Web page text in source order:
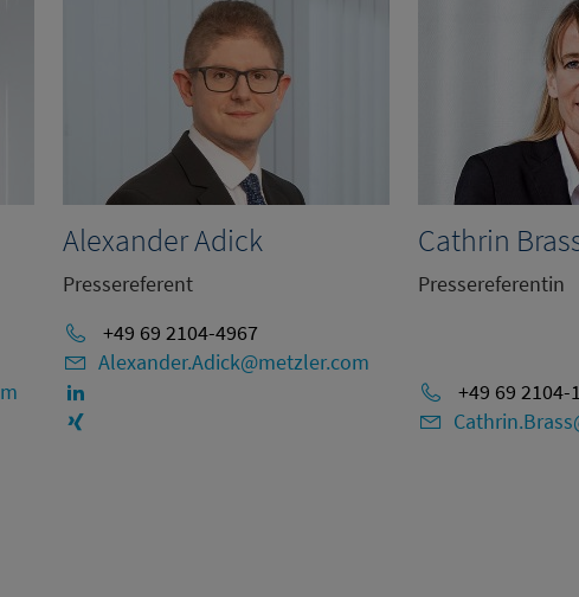
Alexander Adick
Pressereferent
+49 69 2104-4967
Alexander.Adick@metzler.com
Cathrin
Pressereferentin
+49 69 2104-